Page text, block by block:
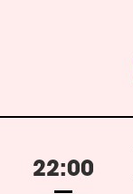
22:00